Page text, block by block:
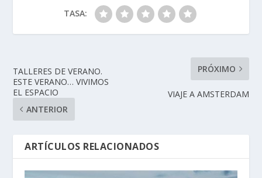
TASA:
TALLERES DE VERANO.
ESTE VERANO… VIVIMOS
EL ESPACIO
ANTERIOR
PRÓXIMO
VIAJE A AMSTERDAM
ARTÍCULOS RELACIONADOS